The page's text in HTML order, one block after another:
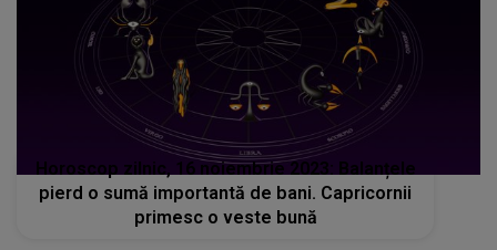
Horoscop zilnic, 16 noiembrie 2023: Balanțele
pierd o sumă importantă de bani. Capricornii
primesc o veste bună